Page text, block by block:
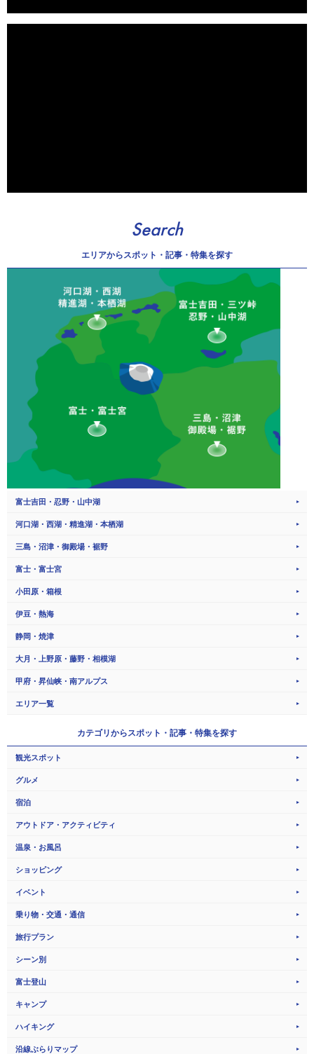
Search
エリアからスポット・記事・特集を探す
富士吉田・忍野・山中湖
河口湖・西湖・精進湖・本栖湖
三島・沼津・御殿場・裾野
富士・富士宮
小田原・箱根
伊豆・熱海
静岡・焼津
大月・上野原・藤野・相模湖
甲府・昇仙峡・南アルプス
エリア一覧
カテゴリから スポット・記事・特集を探す
観光スポット
グルメ
宿泊
アウトドア・アクティビティ
温泉・お風呂
ショッピング
イベント
乗り物・交通・通信
旅行プラン
シーン別
富士登山
キャンプ
ハイキング
沿線ぶらりマップ